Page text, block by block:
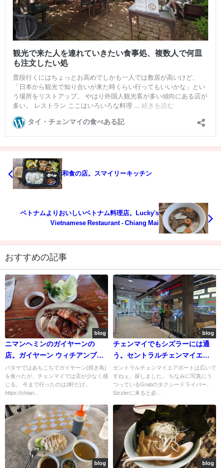
和食の店。スマイリーキッチン
ベトナムよりおいしいベトナム料理店。Lucky's
Vietnamese Restaurant - Chiang Mai
おすすめの記事
blog
ニマンヘミンのガイヤーンの
店。ガイヤーン ウィチアンブリ
ー
パタヤではあちこちでガイヤーン(焼き鳥)
を食べたが、チェンマイでは店が少なく感
じる。 今まで行ったのは2軒だけ。
https://chian...
blog
チェンマイでもシズラーには通
う。セントラルチェンマイエア
ポート内
セントラルチェンマイエアポートは広いで
すねぇ。探しました。 ちなみに写真にう
つっているGrabのタクシードライバー、
Sizzlerに来ると必...
blog blog